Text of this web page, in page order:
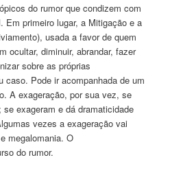
do rumor que condizem com
primeiro lugar, a Mitigação e a
usada a favor de quem
ocultar, diminuir, abrandar, fazer
sobre as próprias
caso. Pode ir acompanhada de um
A exageração, por sua vez, se
exageram e dá dramaticidade
vezes a exageração vai
megalomania. O
do rumor.